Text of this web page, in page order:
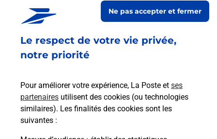
Le respect de votre vie privée,
notre priorité
Pour améliorer votre expérience, La Poste et ses
partenaires utilisent des cookies (ou technologies
similaires). Les finalités des cookies sont les
suivantes :
Ne pas accepter et fermer
Recherchez un autre point de contact
Questions fréquemment posées
Quel réseau utilise La Poste Mobile ?
Est-ce que je peux garder mon
numéro de mobile gratuitement ?